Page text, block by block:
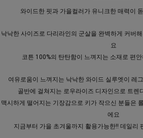
와이드한 핏과 가을컬러가 유니크한 매력이
낙낙한 사이즈로 다리라인의 군살을 완벽하게 커버
요
코튼 100%의 탄탄함이 느껴지는 소재로 편
여유로움이 느껴지는 낙낙한 와이드 실루엣이 레
골반에 걸쳐지는 로우라이즈 디자인으로 트렌
맥시하게 떨어지는 기장감으로 키가 작으신 분들은
에요
지금부터 가을 초겨울까지 활용가능한!! 데일리